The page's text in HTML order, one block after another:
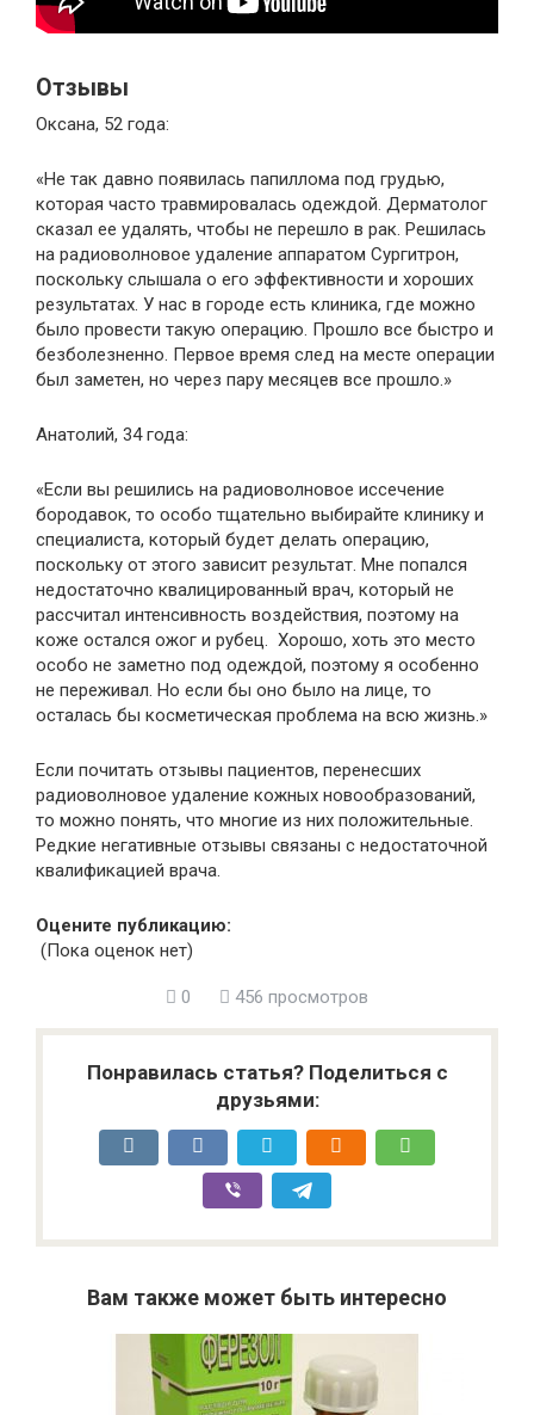
Отзывы
Оксана, 52 года:
«Не так давно появилась папиллома под грудью,
которая часто травмировалась одеждой. Дерматолог
сказал ее удалять, чтобы не перешло в рак. Решилась
на радиоволновое удаление аппаратом Сургитрон,
поскольку слышала о его эффективности и хороших
результатах. У нас в городе есть клиника, где можно
было провести такую операцию. Прошло все быстро и
безболезненно. Первое время след на месте операции
был заметен, но через пару месяцев все прошло.»
Анатолий, 34 года:
«Если вы решились на радиоволновое иссечение
бородавок, то особо тщательно выбирайте клинику и
специалиста, который будет делать операцию,
поскольку от этого зависит результат. Мне попался
недостаточно квалицированный врач, который не
рассчитал интенсивность воздействия, поэтому на
коже остался ожог и рубец. Хорошо, хоть это место
особо не заметно под одеждой, поэтому я особенно
не переживал. Но если бы оно было на лице, то
осталась бы косметическая проблема на всю жизнь.»
Если почитать отзывы пациентов, перенесших
радиоволновое удаление кожных новообразований,
то можно понять, что многие из них положительные.
Редкие негативные отзывы связаны с недостаточной
квалификацией врача.
Оцените публикацию:
(Пока оценок нет)
0 456 просмотров
Понравилась статья? Поделиться с
друзьями:
Вам также может быть интересно